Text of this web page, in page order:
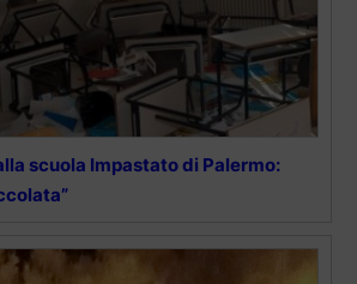
scuola Impastato di Palermo: